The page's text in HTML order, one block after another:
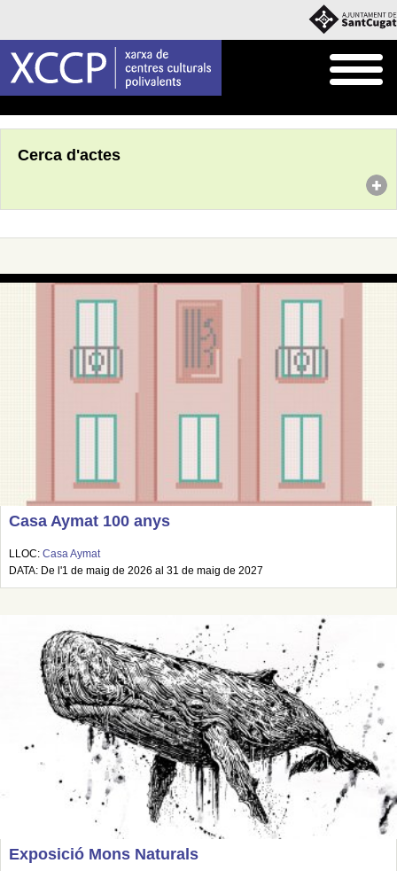
Cerca d'actes
Casa Aymat 100 anys
LLOC: Casa Aymat
DATA: De l'1 de maig de 2026 al 31 de maig de 2027
Exposició Mons Naturals